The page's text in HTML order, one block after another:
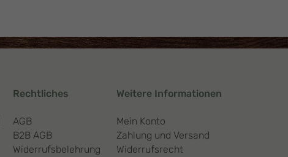
Rechtliches
AGB
B2B AGB
Widerrufsbelehrung
Weitere Informationen
Mein Konto
Zahlung und Versand
Widerrufsrecht